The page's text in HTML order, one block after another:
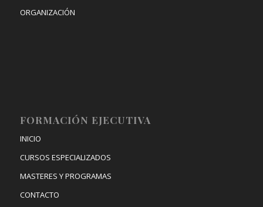
ORGANIZACIÓN
FORMACIÓN EJECUTIVA
INICIO
CURSOS ESPECIALIZADOS
MASTERES Y PROGRAMAS
CONTACTO